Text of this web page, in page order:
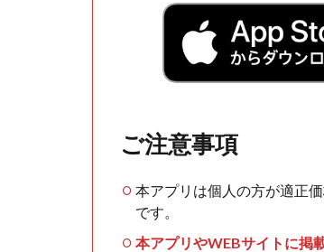
ご注意事項
本アプリは個人の方が適正
です。
本アプリやWEBサイトに掲